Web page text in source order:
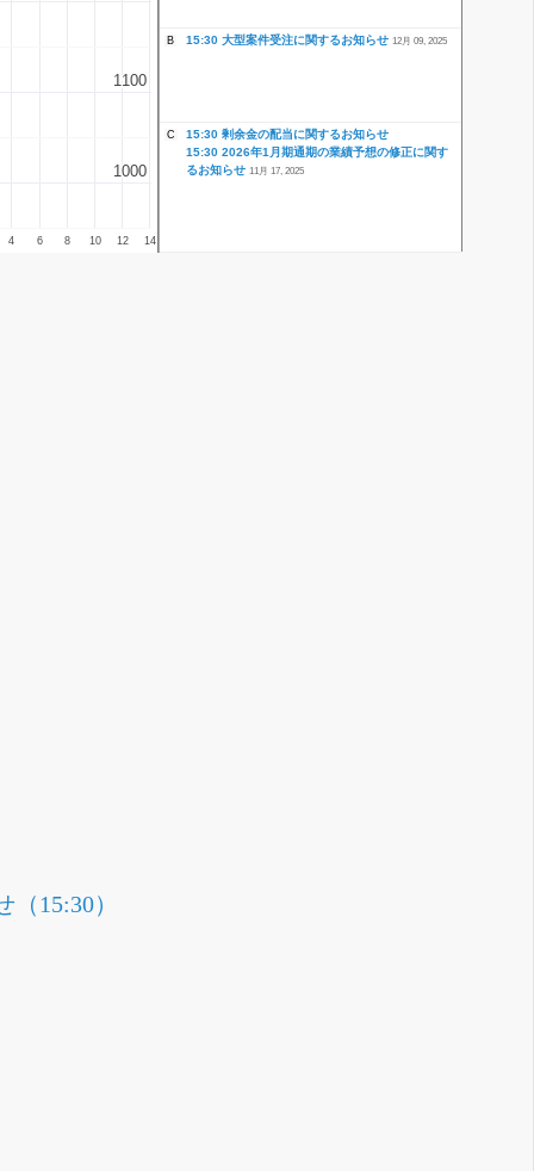
4 6 8 10 12 14
1000
1000
1100
1100
B 15:30 大型案件受注に関するお知らせ 12月 09, 2025
C
15:30 剰余金の配当に関するお知らせ
15:30 2026年1月期通期の業績予想の修正に関す
るお知らせ 11月 17, 2025
15:30）